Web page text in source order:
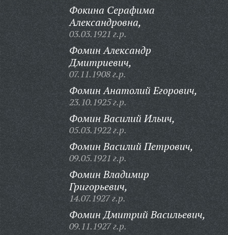
Фокина Серафима
Александровна,
03.03.1921 г.р.
Фомин Александр
Дмитриевич,
07.11.1908 г.р.
Фомин Анатолий Егорович,
23.10.1925 г.р.
Фомин Василий Ильич,
05.03.1922 г.р.
Фомин Василий Петрович,
09.05.1921 г.р.
Фомин Владимир
Григорьевич,
14.07.1927 г.р.
Фомин Дмитрий Васильевич,
09.11.1927 г.р.